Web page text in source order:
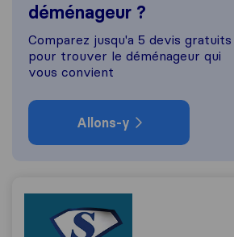
déménageur ?
Comparez jusqu'a 5 devis gratuits
pour trouver le déménageur qui
vous convient
Allons-y